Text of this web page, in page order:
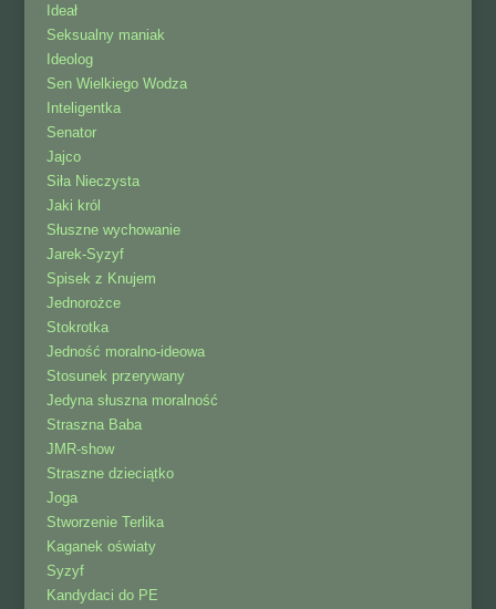
Ideał
Seksualny maniak
Ideolog
Sen Wielkiego Wodza
Inteligentka
Senator
Jajco
Siła Nieczysta
Jaki król
Słuszne wychowanie
Jarek-Syzyf
Spisek z Knujem
Jednorożce
Stokrotka
Jedność moralno-ideowa
Stosunek przerywany
Jedyna słuszna moralność
Straszna Baba
JMR-show
Straszne dzieciątko
Joga
Stworzenie Terlika
Kaganek oświaty
Syzyf
Kandydaci do PE